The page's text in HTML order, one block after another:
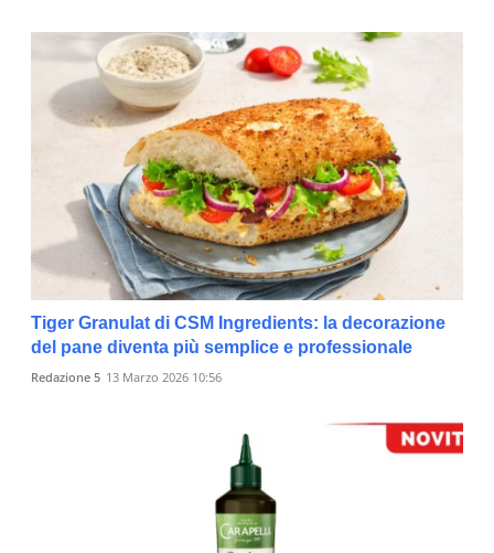
Tiger Granulat di CSM Ingredients: la decorazione
del pane diventa più semplice e professionale
Redazione 5 13 Marzo 2026 10:56